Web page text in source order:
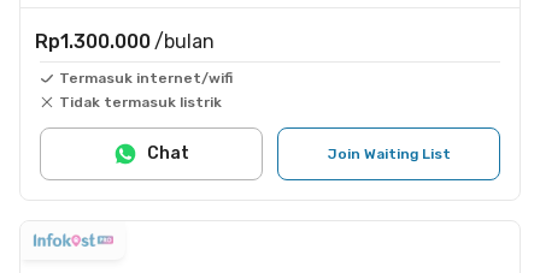
Rp1.300.000 /bulan
Termasuk internet/wifi
Tidak termasuk listrik
Join Waiting List
Chat